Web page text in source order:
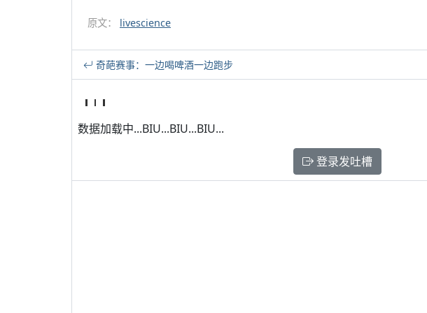
原文： livescience
奇葩赛事：一边喝啤酒一边跑步
数据加载中...BIU...BIU...BIU...
登录发吐槽